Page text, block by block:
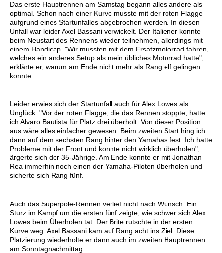
Das erste Hauptrennen am Samstag begann alles andere als
optimal. Schon nach einer Kurve musste mit der roten Flagge
aufgrund eines Startunfalles abgebrochen werden. In diesen
Unfall war leider Axel Bassani verwickelt. Der Italiener konnte
beim Neustart des Rennens wieder teilnehmen, allerdings mit
einem Handicap. "Wir mussten mit dem Ersatzmotorrad fahren,
welches ein anderes Setup als mein übliches Motorrad hatte",
erklärte er, warum am Ende nicht mehr als Rang elf gelingen
konnte.
Leider erwies sich der Startunfall auch für Alex Lowes als
Unglück. "Vor der roten Flagge, die das Rennen stoppte, hatte
ich Alvaro Bautista für Platz drei überholt. Von dieser Position
aus wäre alles einfacher gewesen. Beim zweiten Start hing ich
dann auf dem sechsten Rang hinter den Yamahas fest. Ich hatte
Probleme mit der Front und konnte nicht wirklich überholen",
ärgerte sich der 35-Jährige. Am Ende konnte er mit Jonathan
Rea immerhin noch einen der Yamaha-Piloten überholen und
sicherte sich Rang fünf.
Auch das Superpole-Rennen verlief nicht nach Wunsch. Ein
Sturz im Kampf um die ersten fünf zeigte, wie schwer sich Alex
Lowes beim Überholen tat. Der Brite rutschte in der ersten
Kurve weg. Axel Bassani kam auf Rang acht ins Ziel. Diese
Platzierung wiederholte er dann auch im zweiten Hauptrennen
am Sonntagnachmittag.